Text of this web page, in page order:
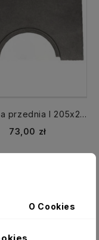
Wkładka przednia I 205x275 mm płyta żeliwna kuchni GRUDZIĄDZ
73,00 zł
O Cookies